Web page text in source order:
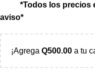
*Todos los precios
aviso*
¡Agrega Q500.00 a tu